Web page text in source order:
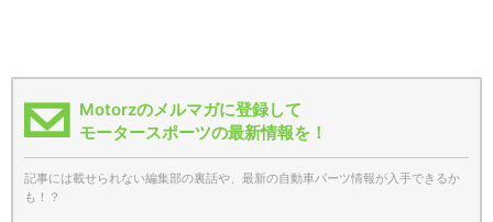
Motorzのメルマガに登録して
モータースポーツの最新情報を！
記事には載せられない編集部の裏話や、最新の自動車パーツ情報が入手できるか
も！？